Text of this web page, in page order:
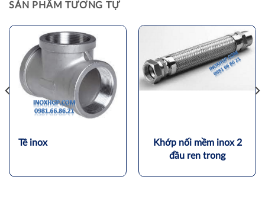
SẢN PHẨM TƯƠNG TỰ
Tê inox
Khớp nối mềm inox 2
đầu ren trong